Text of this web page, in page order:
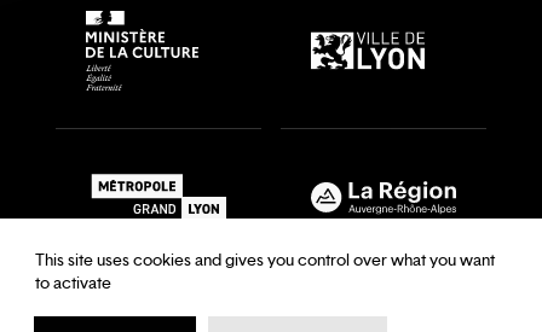
This site uses cookies and gives you control over what you want
to activate